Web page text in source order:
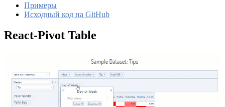
Примеры
Исходный код на GitHub
React-Pivot Table